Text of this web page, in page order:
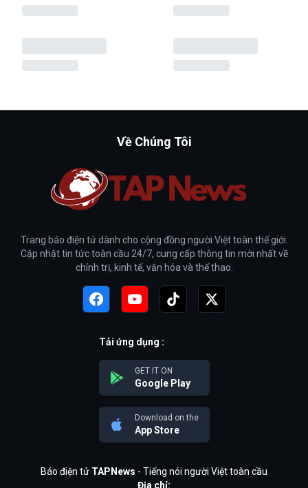
Về Chúng Tôi
Trang báo điện tử dành cho cộng đồng người Việt toàn thế giới.
Cập nhật tin tức toàn cầu 24/7, cung cấp thông tin mới nhất về
chính trị, kinh tế, văn hóa và thể thao.
Tải ứng dụng :
GET IT ON
Google Play
Download on the
App Store
Báo điện tử TAPNews - Tiếng nói người Việt toàn cầu
Địa chỉ: